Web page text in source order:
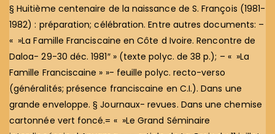
§ Huitième centenaire de la naissance de S. François (1981-
1982) : préparation; célébration. Entre autres documents: –
« »La Famille Franciscaine en Côte d Ivoire. Rencontre de
Daloa- 29-30 déc. 1981″ » (texte polyc. de 38 p.); – « »La
Famille Franciscaine » »- feuille polyc. recto-verso
(généralités; présence franciscaine en C.I.). Dans une
grande enveloppe. § Journaux- revues. Dans une chemise
cartonnée vert foncé.= « »Le Grand Séminaire